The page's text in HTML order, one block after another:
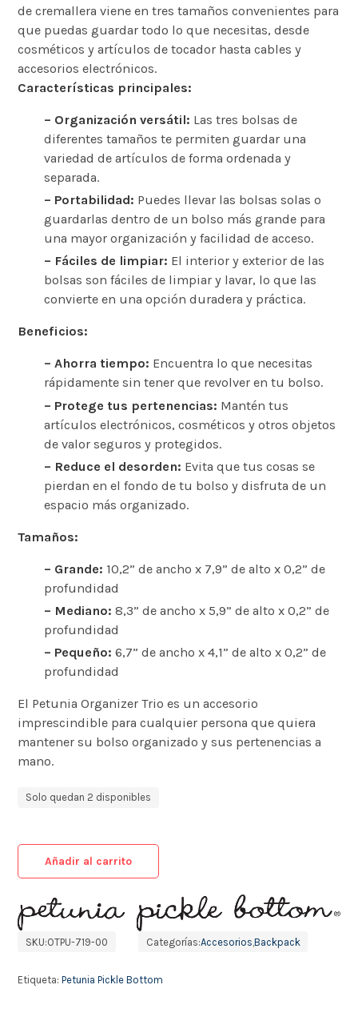
de cremallera viene en tres tamaños convenientes para
que puedas guardar todo lo que necesitas, desde
cosméticos y artículos de tocador hasta cables y
accesorios electrónicos.
Características principales:
– Organización versátil: Las tres bolsas de
diferentes tamaños te permiten guardar una
variedad de artículos de forma ordenada y
separada.
– Portabilidad: Puedes llevar las bolsas solas o
guardarlas dentro de un bolso más grande para
una mayor organización y facilidad de acceso.
– Fáciles de limpiar: El interior y exterior de las
bolsas son fáciles de limpiar y lavar, lo que las
convierte en una opción duradera y práctica.
Beneficios:
– Ahorra tiempo: Encuentra lo que necesitas
rápidamente sin tener que revolver en tu bolso.
– Protege tus pertenencias: Mantén tus
artículos electrónicos, cosméticos y otros objetos
de valor seguros y protegidos.
– Reduce el desorden: Evita que tus cosas se
pierdan en el fondo de tu bolso y disfruta de un
espacio más organizado.
Tamaños:
– Grande: 10,2” de ancho x 7,9” de alto x 0,2” de
profundidad
– Mediano: 8,3” de ancho x 5,9” de alto x 0,2” de
profundidad
– Pequeño: 6,7” de ancho x 4,1” de alto x 0,2” de
profundidad
El Petunia Organizer Trio es un accesorio
imprescindible para cualquier persona que quiera
mantener su bolso organizado y sus pertenencias a
mano.
Solo quedan 2 disponibles
Añadir al carrito
SKU:OTPU-719-00 Categorías:Accesorios Backpack
Etiqueta:Petunia Pickle Bottom